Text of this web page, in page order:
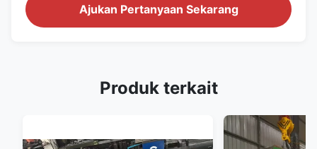
Ajukan Pertanyaan Sekarang
Produk terkait